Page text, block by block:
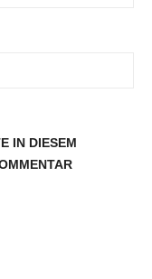
IN DIESEM